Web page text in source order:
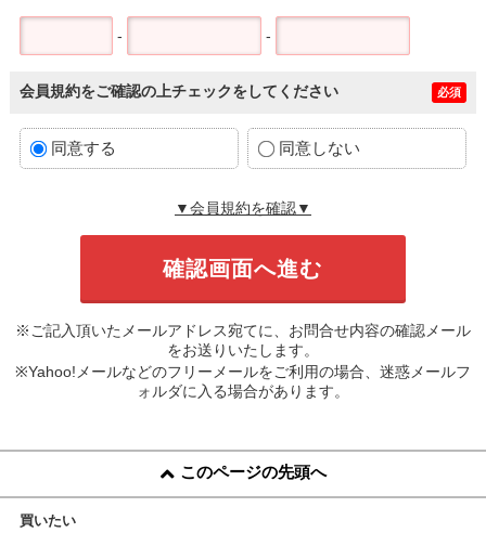
- -
会員規約をご確認の上チェックをしてください 必須
同意する 同意しない
▼会員規約を確認▼
※ご記入頂いたメールアドレス宛てに、お問合せ内容の確認メール
をお送りいたします。
※Yahoo!メールなどのフリーメールをご利用の場合、迷惑メールフ
ォルダに入る場合があります。
このページの先頭へ
買いたい